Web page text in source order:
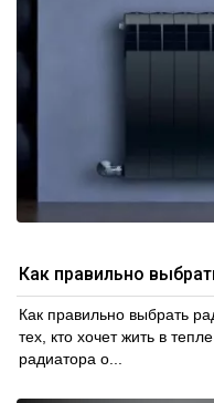
Как правильно
Как правильно выбрать
тех, кто хочет жить в
радиатора о...